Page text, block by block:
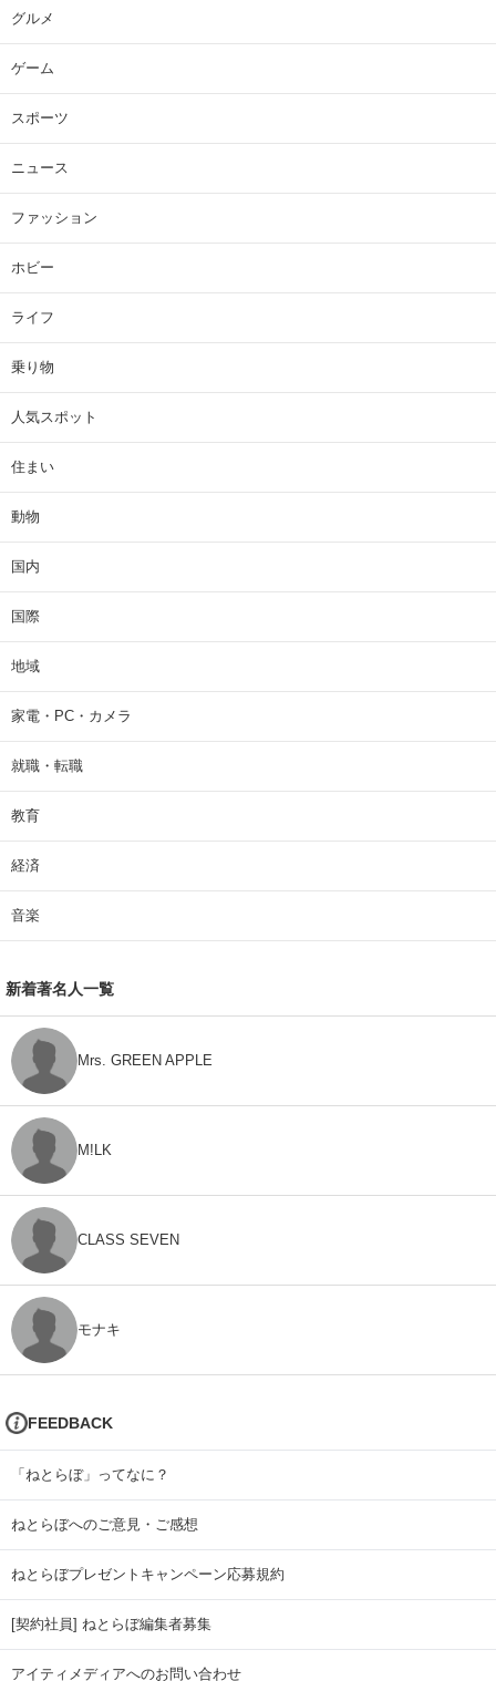
グルメ
ゲーム
スポーツ
ニュース
ファッション
ホビー
ライフ
乗り物
人気スポット
住まい
動物
国内
国際
地域
家電・PC・カメラ
就職・転職
教育
経済
音楽
新着著名人一覧
Mrs. GREEN APPLE
M!LK
CLASS SEVEN
モナキ
FEEDBACK
「ねとらぼ」ってなに？
ねとらぼへのご意見・ご感想
ねとらぼプレゼントキャンペーン応募規約
[契約社員] ねとらぼ編集者募集
アイティメディアへのお問い合わせ